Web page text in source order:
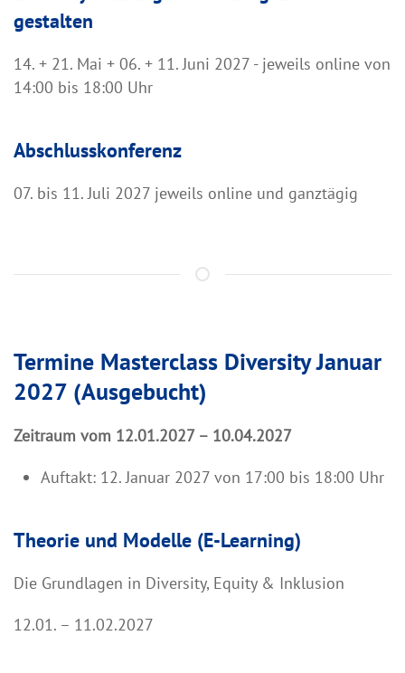
gestalten
14. + 21. Mai + 06. + 11. Juni 2027 - jeweils online von
14:00 bis 18:00 Uhr
Abschlusskonferenz
07. bis 11. Juli 2027 jeweils online und ganztägig
Termine Masterclass Diversity Januar
2027 (Ausgebucht)
Zeitraum vom 12.01.2027 – 10.04.2027
Auftakt: 12. Januar 2027 von 17:00 bis 18:00 Uhr
Theorie und Modelle (E-Learning)
Die Grundlagen in Diversity, Equity & Inklusion
12.01. – 11.02.2027